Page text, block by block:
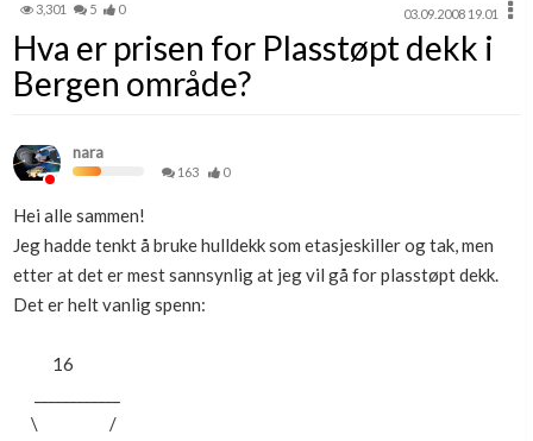
Papirer som mangler
Skaff dokumentasjon som mangler
Kundeservice
Se din bolig? Klikk her
Boligmappa+
Få mer ut av Boligmappa
3,301 5 0 03.09.2008 19.01
Hva er prisen for Plasstøpt dekk i
Bergen område?
nara
163 0
Hei alle sammen!
Jeg hadde tenkt å bruke hulldekk som etasjeskiller og tak, men
etter at det er mest sannsynlig at jeg vil gå for plasstøpt dekk.
Det er helt vanlig spenn:
16
\ /